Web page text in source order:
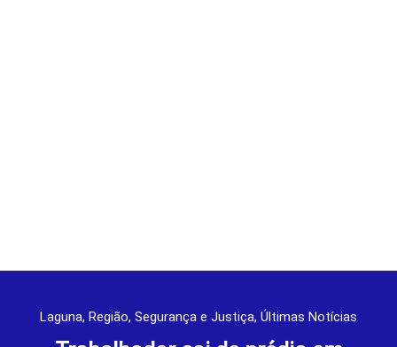
Laguna, Região, Segurança e Justiça, Últimas Notícias